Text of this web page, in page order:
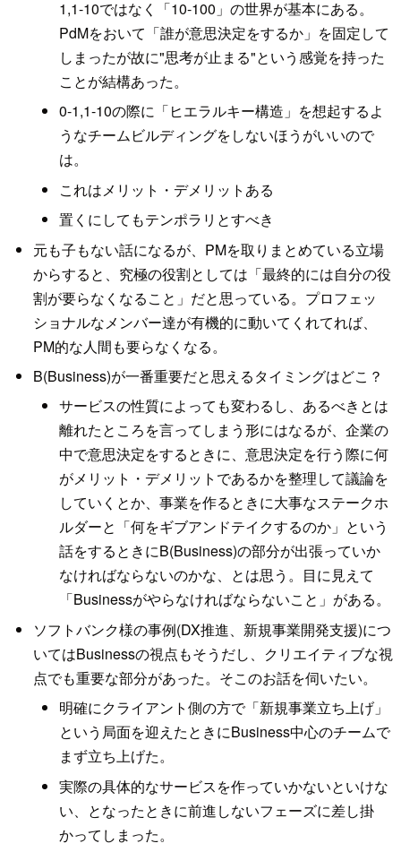
1,1-10ではなく「10-100」の世界が基本にある。
PdMをおいて「誰が意思決定をするか」を固定して
しまったが故に"思考が止まる"という感覚を持った
ことが結構あった。
0-1,1-10の際に「ヒエラルキー構造」を想起するよ
うなチームビルディングをしないほうがいいので
は。
これはメリット・デメリットある
置くにしてもテンポラリとすべき
元も子もない話になるが、PMを取りまとめている立場
からすると、究極の役割としては「最終的には自分の役
割が要らなくなること」だと思っている。プロフェッ
ショナルなメンバー達が有機的に動いてくれてれば、
PM的な人間も要らなくなる。
B(Business)が一番重要だと思えるタイミングはどこ？
サービスの性質によっても変わるし、あるべきとは
離れたところを言ってしまう形にはなるが、企業の
中で意思決定をするときに、意思決定を行う際に何
がメリット・デメリットであるかを整理して議論を
していくとか、事業を作るときに大事なステークホ
ルダーと「何をギブアンドテイクするのか」という
話をするときにB(Business)の部分が出張っていか
なければならないのかな、とは思う。目に見えて
「Businessがやらなければならないこと」がある。
ソフトバンク様の事例(DX推進、新規事業開発支援)につ
いてはBusinessの視点もそうだし、クリエイティブな視
点でも重要な部分があった。そこのお話を伺いたい。
明確にクライアント側の方で「新規事業立ち上げ」
という局面を迎えたときにBusiness中心のチームで
まず立ち上げた。
実際の具体的なサービスを作っていかないといけな
い、となったときに前進しないフェーズに差し掛
かってしまった。